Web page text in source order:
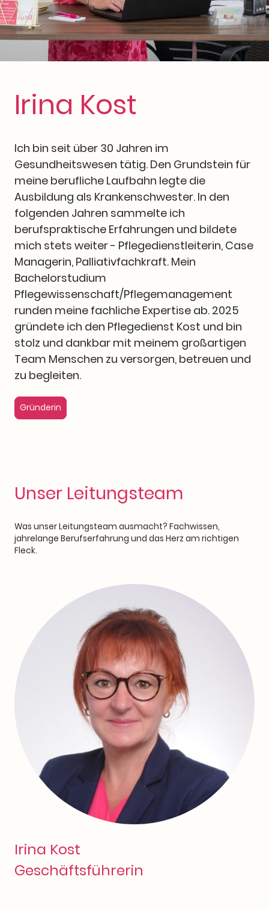
Irina Kost
Ich bin seit über 30 Jahren im
Gesundheitswesen tätig. Den Grundstein für
meine berufliche Laufbahn legte die
Ausbildung als Krankenschwester. In den
folgenden Jahren sammelte ich
berufspraktische Erfahrungen und bildete
mich stets weiter - Pflegedienstleiterin, Case
Managerin, Palliativfachkraft. Mein
Bachelorstudium
Pflegewissenschaft/Pflegemanagement
runden meine fachliche Expertise ab. 2025
gründete ich den Pflegedienst Kost und bin
stolz und dankbar mit meinem großartigen
Team Menschen zu versorgen, betreuen und
zu begleiten.
Gründerin
Unser Leitungsteam
Was unser Leitungsteam ausmacht? Fachwissen,
jahrelange Berufserfahrung und das Herz am richtigen
Fleck.
Irina Kost
Geschäftsführerin